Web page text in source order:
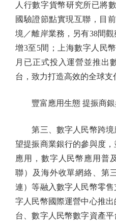
人行數字貨幣研究所已將
國驗證節點實現互聯，目
境／離岸業務，另有38間
增3至5間；上海數字人民
月已正式投入運營並推出
台，致力打造高效的全球支
豐富應用生態 提振商銀
第三、數字人民幣跨境
望提振商業銀行的參與度
應用，數字人民幣應用普
聯）及海外收單網絡、第
連）等融入數字人民幣零
字人民幣國際運營中心推
台、數字人民幣數字資產